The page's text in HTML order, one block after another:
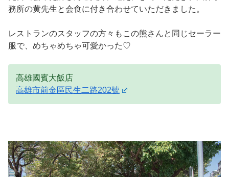
務所の黄先生と会食に付き合わせていただきました。
レストランのスタッフの方々もこの熊さんと同じセーラー
服で、めちゃめちゃ可愛かった♡
高雄國賓大飯店
高雄市前金區民生二路202號